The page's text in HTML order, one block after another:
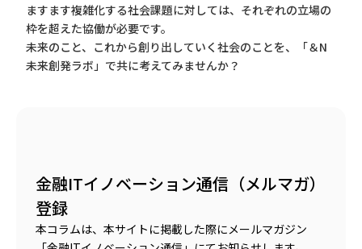
ますます複雑化する社会課題に対しては、それぞれの立場の
枠を超えた協働が必要です。
未来のこと、これから創り出していく社会のことを、「＆N
未来創発ラボ」で共に考えてみませんか？
金融ITイノベーション通信（メルマガ）
登録
本コラムは、本サイトに掲載した際にメールマガジン